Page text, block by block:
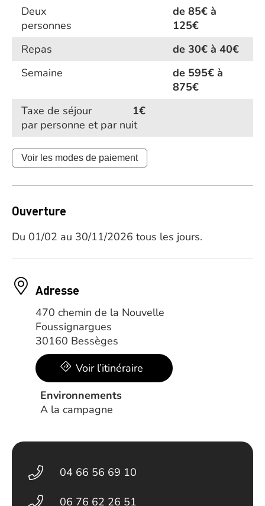
Deux
personnes
de 85€ à
125€
Repas
de 30€ à 40€
Semaine
de 595€ à
875€
Taxe de séjour
1€
par personne et par nuit
Voir les modes de paiement
Ouverture
Du 01/02 au 30/11/2026 tous les jours.
Adresse
470 chemin de la Nouvelle
Foussignargues
30160 Bessèges
Voir l’itinéraire
Environnements
A la campagne
04 66 56 69 10
06 76 62 26 51